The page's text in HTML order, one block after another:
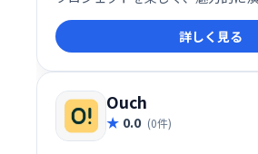
落書きで、ウェブサイト、アプリ
を加え、視覚的な魅力を高めましょ
し、ワンランク上のデザインを実
詳しく見る
Ouch
0.0 (0件)